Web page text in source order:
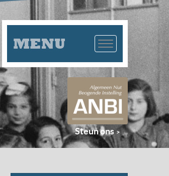
MENU
Steun ons